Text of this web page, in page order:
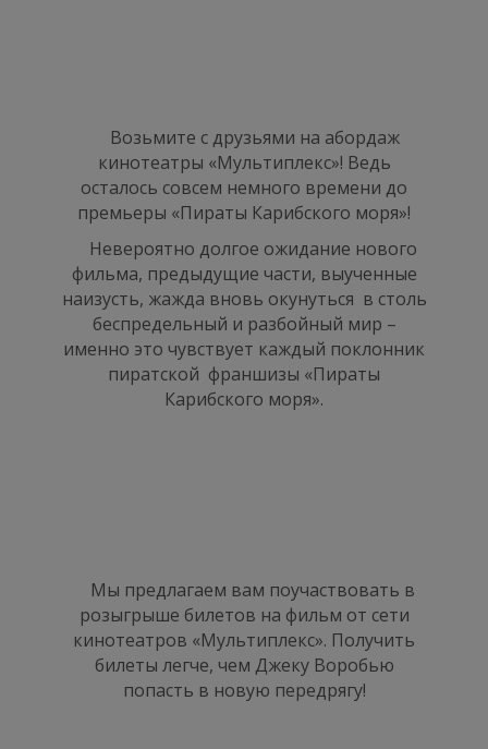
Возьмите с друзьями на абордаж
кинотеатры «Мультиплекс»! Ведь
осталось совсем немного времени до
премьеры «Пираты Карибского моря»!
Невероятно долгое ожидание нового
фильма, предыдущие части, выученные
наизусть, жажда вновь окунуться в столь
беспредельный и разбойный мир –
именно это чувствует каждый поклонник
пиратской франшизы «Пираты
Карибского моря».
Мы предлагаем вам поучаствовать в
розыгрыше билетов на фильм от сети
кинотеатров «Мультиплекс». Получить
билеты легче, чем Джеку Воробью
попасть в новую передрягу!